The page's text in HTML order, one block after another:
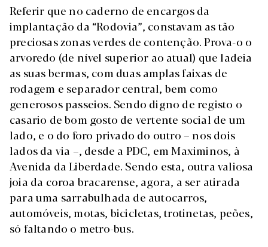
Referir que no caderno de encargos da
implantação da “Rodovia”, constavam as tão
preciosas zonas verdes de contenção. Prova-o o
arvoredo (de nível superior ao atual) que ladeia
as suas bermas, com duas amplas faixas de
rodagem e separador central, bem como
generosos passeios. Sendo digno de registo o
casario de bom gosto de vertente social de um
lado, e o do foro privado do outro – nos dois
lados da via –, desde a PDC, em Maximinos, à
Avenida da Liberdade. Sendo esta, outra valiosa
joia da coroa bracarense, agora, a ser atirada
para uma sarrabulhada de autocarros,
automóveis, motas, bicicletas, trotinetas, peões,
só faltando o metro-bus.